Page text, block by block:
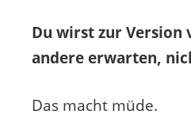
Du wirst zur Version
andere erwarten,
Das macht müde.